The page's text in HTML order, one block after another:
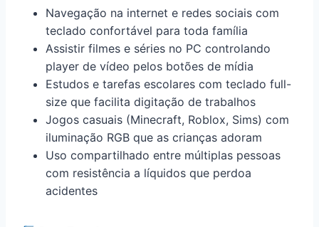
Navegação na internet e redes sociais com
teclado confortável para toda família
Assistir filmes e séries no PC controlando
player de vídeo pelos botões de mídia
Estudos e tarefas escolares com teclado full-
size que facilita digitação de trabalhos
Jogos casuais (Minecraft, Roblox, Sims) com
iluminação RGB que as crianças adoram
Uso compartilhado entre múltiplas pessoas
com resistência a líquidos que perdoa
acidentes